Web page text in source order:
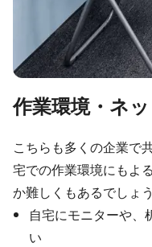
作業環境・ネ
こちらも多くの企業で
宅での作業環境にもよ
か難しくもあるでしょう
自宅にモニターや、
い